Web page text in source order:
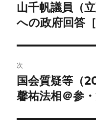
ナ
ビ
ゲ
ー
シ
の
投
山千帆議員（
への政府回答
次
次
の
稿:
国会質疑等（
馨祐法相＠参